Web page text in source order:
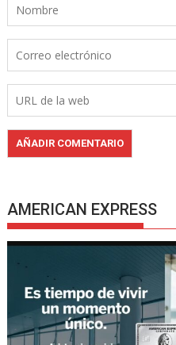
AMERICAN EXPRESS